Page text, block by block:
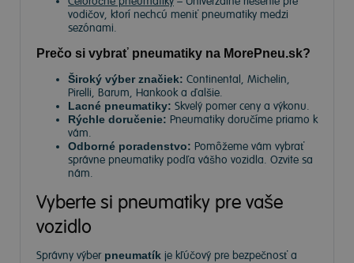
vodičov, ktorí nechcú meniť pneumatiky medzi
sezónami.
Prečo si vybrať pneumatiky na MorePneu.sk?
Široký výber značiek: Continental, Michelin,
Pirelli, Barum, Hankook a ďalšie.
Lacné pneumatiky: Skvelý pomer ceny a výkonu.
Rýchle doručenie: Pneumatiky doručíme priamo k
vám.
Odborné poradenstvo: Pomôžeme vám vybrať
správne pneumatiky podľa vášho vozidla. Ozvite sa
nám.
Vyberte si pneumatiky pre vaše
vozidlo
Správny výber pneumatík je kľúčový pre bezpečnosť a